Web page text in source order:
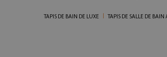
TAPIS DE BAIN DE LUXE TAPIS DE SALLE DE